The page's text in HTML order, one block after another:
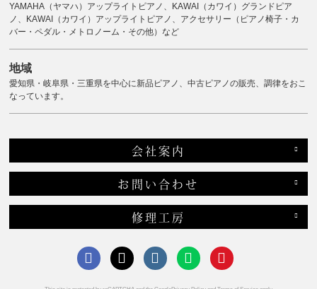
YAMAHA（ヤマハ）アップライトピアノ、KAWAI（カワイ）グランドピア
ノ、KAWAI（カワイ）アップライトピアノ、アクセサリー（ピアノ椅子・カ
バー・ペダル・メトロノーム・その他）など
地域
愛知県・岐阜県・三重県を中心に新品ピアノ、中古ピアノの販売、調律をおこ
なっています。
会社案内
お問い合わせ
修理工房